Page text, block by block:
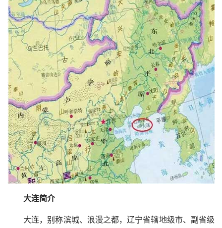
大连简介
大连，别称滨城、浪漫之都，辽宁省辖地级市、副省级